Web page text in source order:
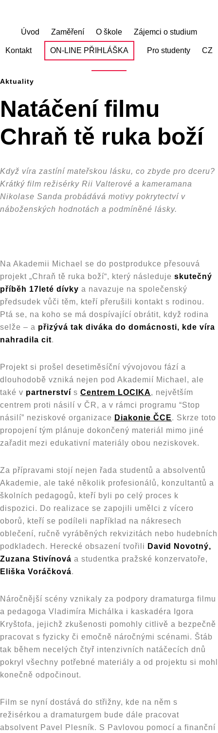
Úvod Zaměření O škole Zájemci o studium
Kontakt ON-LINE PŘIHLÁŠKA Pro studenty CZ
Aktuality
Natáčení filmu
Chraň tě ruka boží
Když víra zastíní mateřskou lásku, co zbyde pro dceru?
Krátký film režisérky Rii Valterové a kameramana
Nikolase Sanda probádává motivy pokrytectví v
náboženských hodnotách a podmíněné lásky.
Na Akademii Michael se do postprodukce přesouvá
projekt „Chraň tě ruka boží“, který následuje skutečný
příběh 17leté dívky a navazuje na společenský
předsudek vůči těm, kteří přerušili kontakt s rodinou.
Ptá se, na koho se má dospívající obrátit, když rodina
selže – a přizývá tak diváka do domácnosti, kde víra
nahradila cit.
Projekt si prošel desetiměsíční vývojovou fází a
dlouhodobě vzniká nejen pod Akademií Michael, ale
také v partnerství s Centrem LOCIKA, největším
centrem proti násilí v ČR, a v rámci programu “Stop
násilí” neziskové organizace Diakonie ČCE. Skrze toto
propojení tým plánuje dokončený materiál mimo jiné
zařadit mezi edukativní materiály obou neziskovek.
Za přípravami stojí nejen řada studentů a absolventů
Akademie, ale také několik profesionálů, konzultantů a
školních pedagogů, kteří byli po celý proces k
dispozici. Do realizace se zapojili umělci z vícero
oborů, kteří se podíleli například na nákresech
oblečení, ručně vyráběných rekvizitách nebo hudebních
podkladech. Herecké obsazení tvořili David Novotný,
Zuzana Stivínová a studentka pražské konzervatoře,
Eliška Voráčková.
Náročnější scény vznikaly za podpory dramaturga filmu
a pedagoga Vladimíra Michálka i kaskadéra Igora
Kryštofa, jejichž zkušenosti pomohly citlivě a bezpečně
pracovat s fyzicky či emočně náročnými scénami. Štáb
tak během necelých čtyř intenzivních natáčecích dnů
pokryl všechny potřebné materiály a od projektu si mohl
konečně odpočinout.
Film se nyní dostává do střižny, kde na něm s
režisérkou a dramaturgem bude dále pracovat
absolvent Pavel Plesník. S Pavlovou pomocí a finanční